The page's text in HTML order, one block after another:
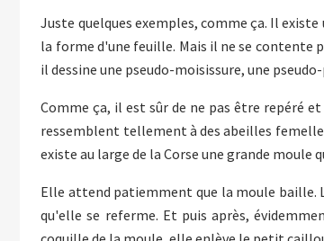
Juste quelques exemples, comme ça. Il
la forme d'une feuille. Mais il ne se contente
il dessine une pseudo-moisissure, une
Comme ça, il est sûr de ne pas être repéré
ressemblent tellement à des abeilles
existe au large de la Corse une grande moule
Elle attend patiemment que la moule baille.
qu'elle se referme. Et puis après,